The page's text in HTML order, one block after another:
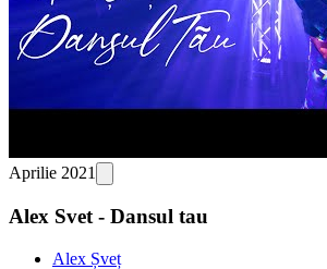
Aprilie 2021
Alex Svet - Dansul tau
Alex Șveț